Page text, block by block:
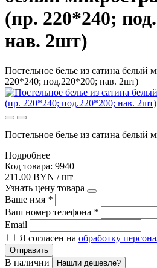
(пр. 220*240;
нав. 2шт)
Постельное белье из сатина белый
220*240; под.220*200; нав. 2шт)
Постельное белье из сатина белый
Подробнее
Код товара: 9940
211.00 BYN / шт
Узнать цену товара
Ваше имя *
Ваш номер телефона *
Email
Я согласен на обработку
Отправить
В наличии Нашли дешевле?